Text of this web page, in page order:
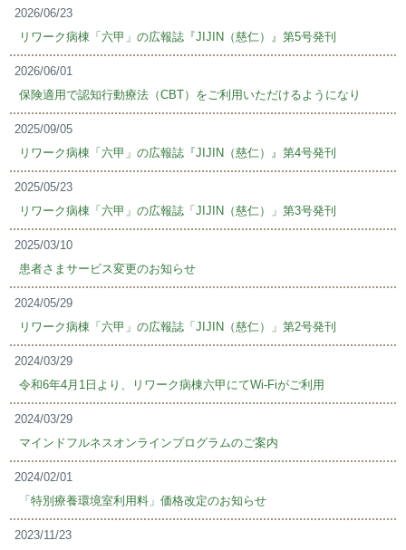
2026/06/23
リワーク病棟「六甲」の広報誌『JIJIN（慈仁）』第5号発刊
2026/06/01
保険適用で認知行動療法（CBT）をご利用いただけるようになり
2025/09/05
リワーク病棟「六甲」の広報誌『JIJIN（慈仁）』第4号発刊
2025/05/23
リワーク病棟「六甲」の広報誌「JIJIN（慈仁）」第3号発刊
2025/03/10
患者さまサービス変更のお知らせ
2024/05/29
リワーク病棟「六甲」の広報誌「JIJIN（慈仁）」第2号発刊
2024/03/29
令和6年4月1日より、リワーク病棟六甲にてWi-Fiがご利用
2024/03/29
マインドフルネスオンラインプログラムのご案内
2024/02/01
「特別療養環境室利用料」価格改定のお知らせ
2023/11/23